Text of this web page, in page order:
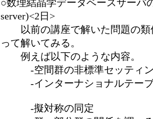
○数理結晶学データベースサーバ
server)<2日>
以前の講座で解いた問題の類
って解いてみる。
例えば以下のような内
-空間群の非標準セッテ
-インターナショナルテーブ
-擬対称の同定